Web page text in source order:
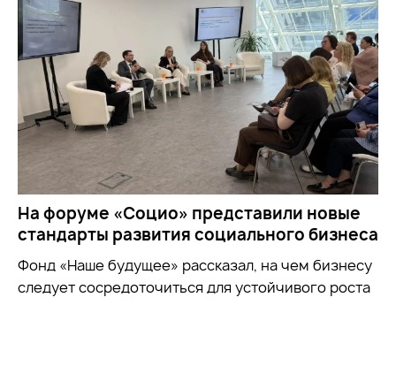
На форуме «Социо» представили новые
стандарты развития социального бизнеса
Фонд «Наше будущее» рассказал, на чем бизнесу
следует сосредоточиться для устойчивого роста